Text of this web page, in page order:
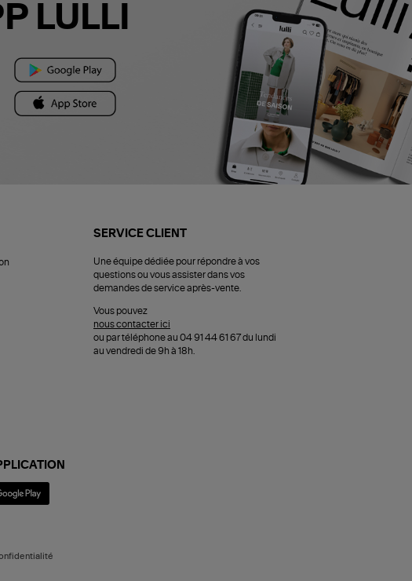
LULLI
SERVICE CLIENT
Une équipe dédiée pour répondre à vos
questions ou vous assister dans vos
demandes de service après-vente.
Vous pouvez
nous contacter ici
ou par téléphone au 04 91 44 61 67 du lundi
au vendredi de 9h à 18h.